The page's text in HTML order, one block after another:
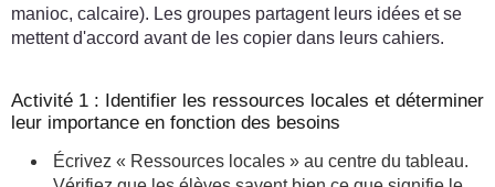
manioc, calcaire). Les groupes partagent leurs idées et se
mettent d'accord avant de les copier dans leurs cahiers.
Activité 1 : Identifier les ressources locales et déterminer
leur importance en fonction des besoins
Écrivez « Ressources locales » au centre du tableau.